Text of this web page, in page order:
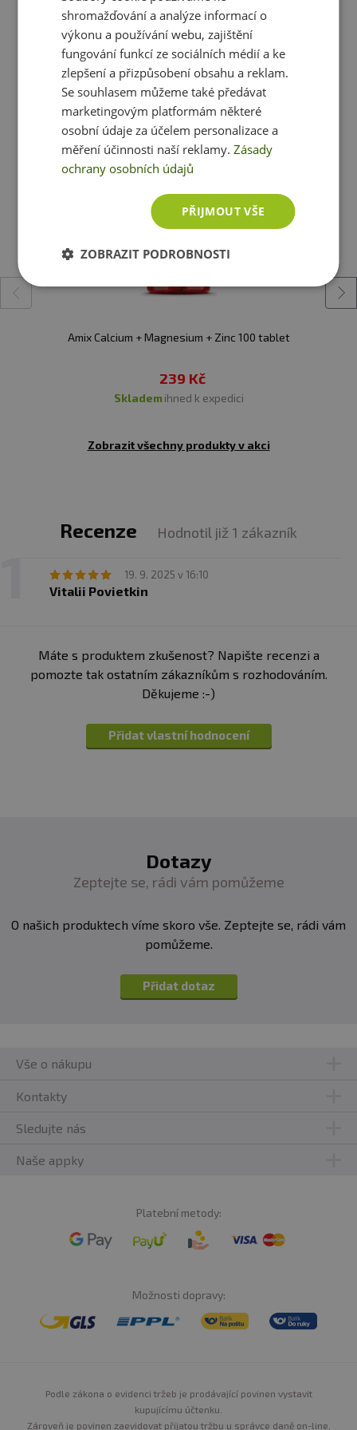
3 kapsle
Počet dávek v balení:
balení 90 kapslí/30 dávek
balení 180 kapslí/60 dávek
Minimální trvanlivost: Viz. obal
Doplněk stravy. Vhodné zejména pro
sportovce. Není náhradou pestré stravy. Nepřekračujte
dětí! není vhodné pro děti, těhotné a kojící ženy.
Skladujte v suchu a při teplotě do 25 °C. Nevystavujte
přímému slunečnímu záření. Chraňte před mrazem.
a použitím.
Upozornění pro alergiky:Alergeny ve složení produktu
zvýrazněný.
Ještě jste si nevybrali?
Doporučujeme vám podobné produkty
Amix Calcium + Magnesium + Zinc 100 tablet
239 Kč
skladem ihned k expedici
Zobrazit všechny produkty v akci
Recenze Hodnotil již 1 zákazník
19. 9. 2025 v 16:10
Vitalii Povietkin
Máte s produktem zkušenost? Napište recenzi a
pomozte tak ostatním zákazníkům s rozhodováním.
Děkujeme :-)
Přidat vlastní hodnocení
Dotazy
Zeptejte se, rádi vám pomůžeme
O našich produktech víme skoro vše. Zeptejte se, rádi vám
pomůžeme.
Přidat dotaz
Vše o nákupu
Kontakty
Sledujte nás
Naše appky
Platební metody:
Možnosti dopravy:
Podle zákona o evidenci tržeb je prodávající povinen vystavit
kupujícímu účtenku.
Zároveň je povinen zaevidovat přijatou tržbu u správce daně on-line,
shromažďování a analýze informací o
výkonu a používání webu, zajištění
fungování funkcí ze sociálních médií a ke
zlepšení a přizpůsobení obsahu a reklam.
Se souhlasem můžeme také předávat
marketingovým platformám některé
osobní údaje za účelem personalizace a
měření účinnosti naší reklamy.Zásady
ochrany osobních údajů
PŘIJMOUT VŠE
ZOBRAZIT PODROBNOSTI